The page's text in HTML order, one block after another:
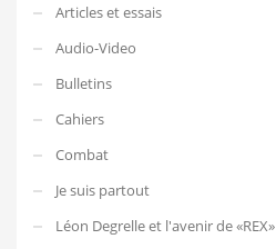
Articles et essais
Audio-Video
Bulletins
Cahiers
Combat
Je suis partout
Léon Degrelle et l'avenir de «REX»